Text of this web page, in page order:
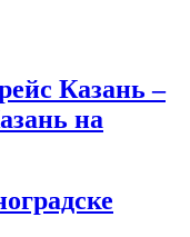
Казань –
на